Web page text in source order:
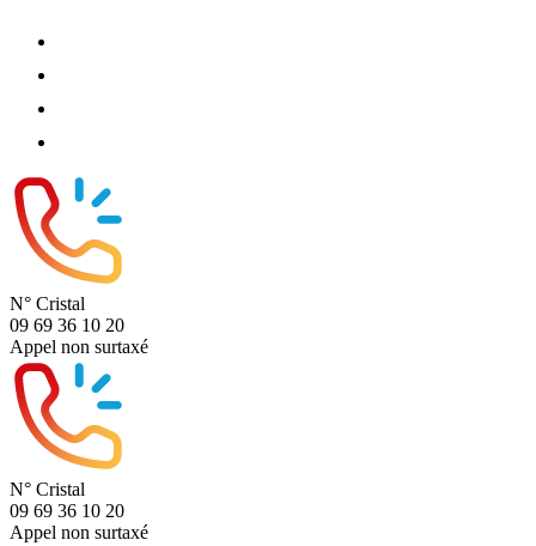
N° Cristal
09 69 36 10 20
Appel non surtaxé
N° Cristal
09 69 36 10 20
Appel non surtaxé